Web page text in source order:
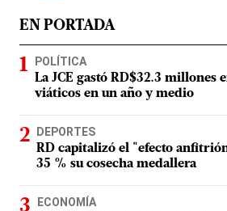
EN PORTADA
POLÍTICA
La JCE gastó RD$32.3 millones
viáticos en un año y medio
DEPORTES
RD capitalizó el "efecto
35 % su cosecha medallera
ECONOMÍA